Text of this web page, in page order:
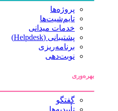
پروژه‌ها
تایم‌شیت‌ها
خدمات میدانی
پشتیبانی (Helpdesk)
برنامه‌ریزی
نوبت‌دهی
بهره‌وری
گفتگو
تأییدیه‌ها